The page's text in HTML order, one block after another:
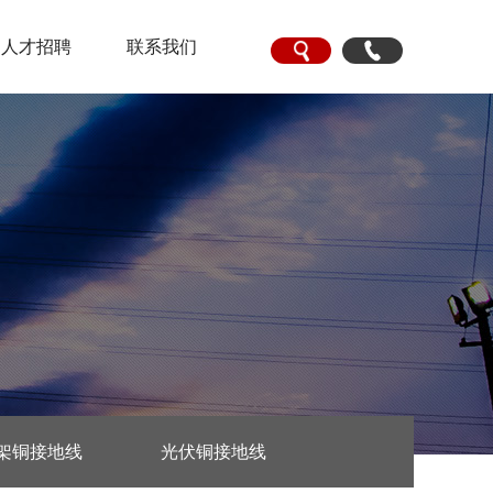
人才招聘 联系我们
铜接地线 光伏铜接地线